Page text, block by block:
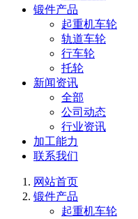
锻件产品
起重机车轮
轨道车轮
行车轮
托轮
新闻资讯
全部
公司动态
行业资讯
加工能力
联系我们
网站首页
锻件产品
起重机车轮